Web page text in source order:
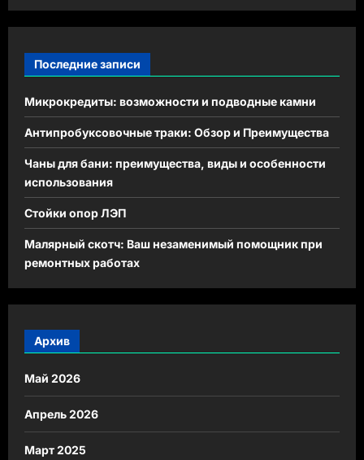
Последние записи
Микрокредиты: возможности и подводные камни
Антипробуксовочные траки: Обзор и Преимущества
Чаны для бани: преимущества, виды и особенности
использования
Стойки опор ЛЭП
Малярный скотч: Ваш незаменимый помощник при
ремонтных работах
Архив
Май 2026
Апрель 2026
Март 2025